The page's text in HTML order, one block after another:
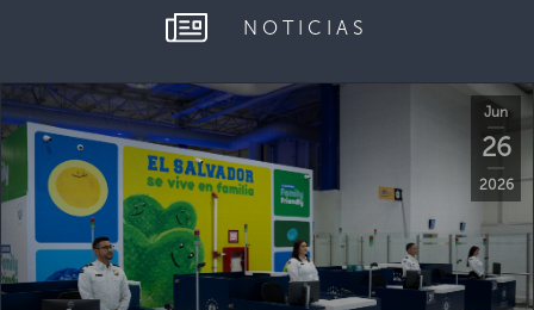
NOTICIAS
Jun
26
2026